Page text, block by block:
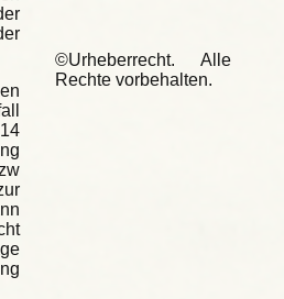
©Urheberrecht. Alle
Rechte vorbehalten.